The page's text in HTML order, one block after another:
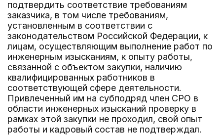
подтвердить соответствие требованиям
заказчика, в том числе требованиям,
установленным в соответствии с
законодательством Российской Федерации, к
лицам, осуществляющим выполнение работ по
инженерным изысканиям, к опыту работы,
связанной с объектом закупки, наличию
квалифицированных работников в
соответствующей сфере деятельности.
Привлеченный им на субподряд член СРО в
области инженерных изысканий проверку в
рамках этой закупки не проходил, свой опыт
работы и кадровый состав не подтверждал.